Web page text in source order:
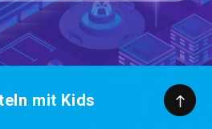
mit Kids